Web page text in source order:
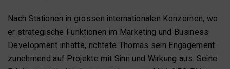
Nach Stationen in grossen internationalen Konzernen, wo
er strategische Funktionen im Marketing und Business
Development inhatte, richtete Thomas sein Engagement
zunehmend auf Projekte mit Sinn und Wirkung aus. Seine